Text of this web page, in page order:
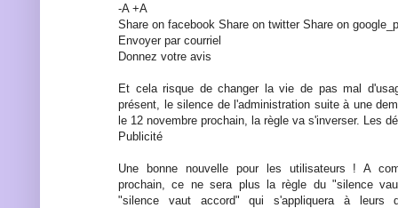
-A +A
Share on facebook Share on twitter Share on
Envoyer par courriel
Donnez votre avis
Et cela risque de changer la vie de pas mal
présent, le silence de l'administration suite à une
le 12 novembre prochain, la règle va s'inverser. Les
Publicité
Une bonne nouvelle pour les utilisateurs ! A
prochain, ce ne sera plus la règle du "silence
"silence vaut accord" qui s'appliquera à leurs